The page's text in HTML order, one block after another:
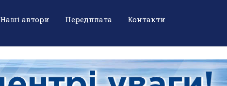
Наші автори Передплата Контакти